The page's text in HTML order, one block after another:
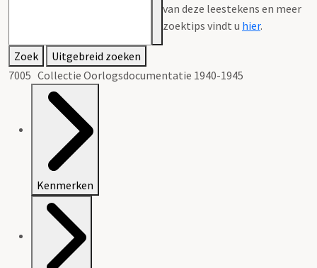
van deze leestekens en meer
zoektips vindt u hier.
Zoek
Uitgebreid zoeken
7005 Collectie Oorlogsdocumentatie 1940-1945
Kenmerken